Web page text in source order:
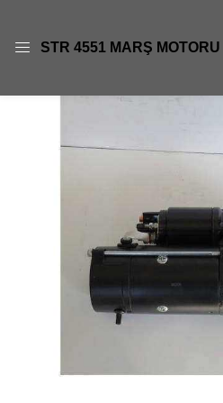
Giriş yapmak için kullanıcı adınızı